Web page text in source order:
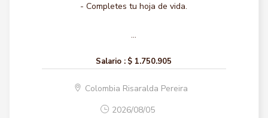
- Completes tu hoja de vida.
...
Salario : $ 1.750.905
Colombia Risaralda Pereira
2026/08/05